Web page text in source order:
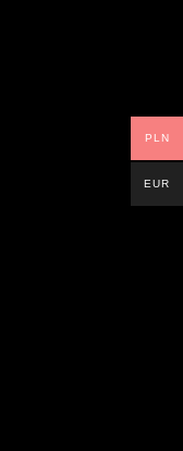
PLN
EUR